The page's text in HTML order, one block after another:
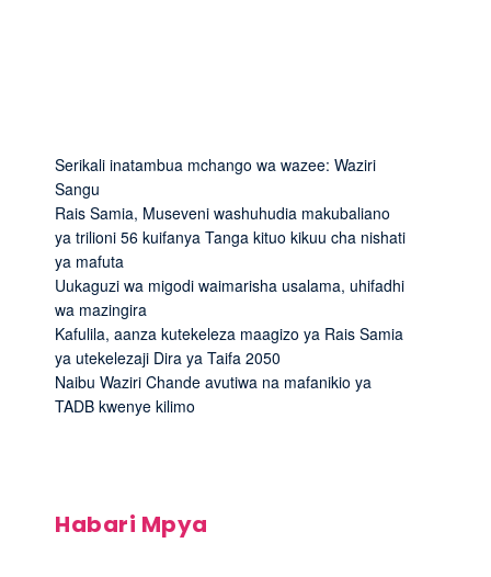
Serikali inatambua mchango wa wazee: Waziri
Sangu
Rais Samia, Museveni washuhudia makubaliano
ya trilioni 56 kuifanya Tanga kituo kikuu cha nishati
ya mafuta
Uukaguzi wa migodi waimarisha usalama, uhifadhi
wa mazingira
Kafulila, aanza kutekeleza maagizo ya Rais Samia
ya utekelezaji Dira ya Taifa 2050
Naibu Waziri Chande avutiwa na mafanikio ya
TADB kwenye kilimo
Habari Mpya